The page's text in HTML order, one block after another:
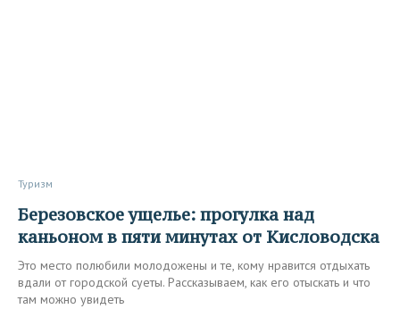
Туризм
Березовское ущелье: прогулка над
каньоном в пяти минутах от Кисловодска
Это место полюбили молодожены и те, кому нравится отдыхать
вдали от городской суеты. Рассказываем, как его отыскать и что
там можно увидеть